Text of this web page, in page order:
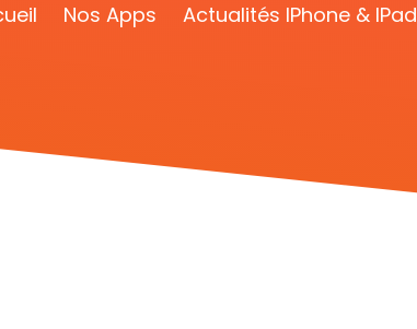
Nos Apps Actualités IPhone & IPad